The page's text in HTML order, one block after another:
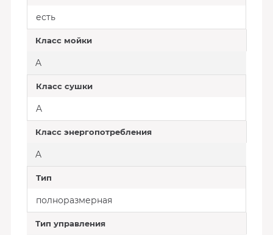
есть
Класс мойки
A
Класс сушки
A
Класс энергопотребления
A
Тип
полноразмерная
Тип управления